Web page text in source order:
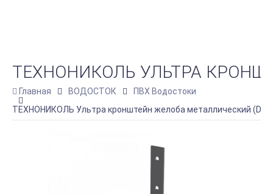
ТЕХНОНИКОЛЬ УЛЬТРА
Главная ВОДОСТОК
ПВХ Водостоки
ТЕХНОНИКОЛЬ Ультра кронштейн желоба металлический